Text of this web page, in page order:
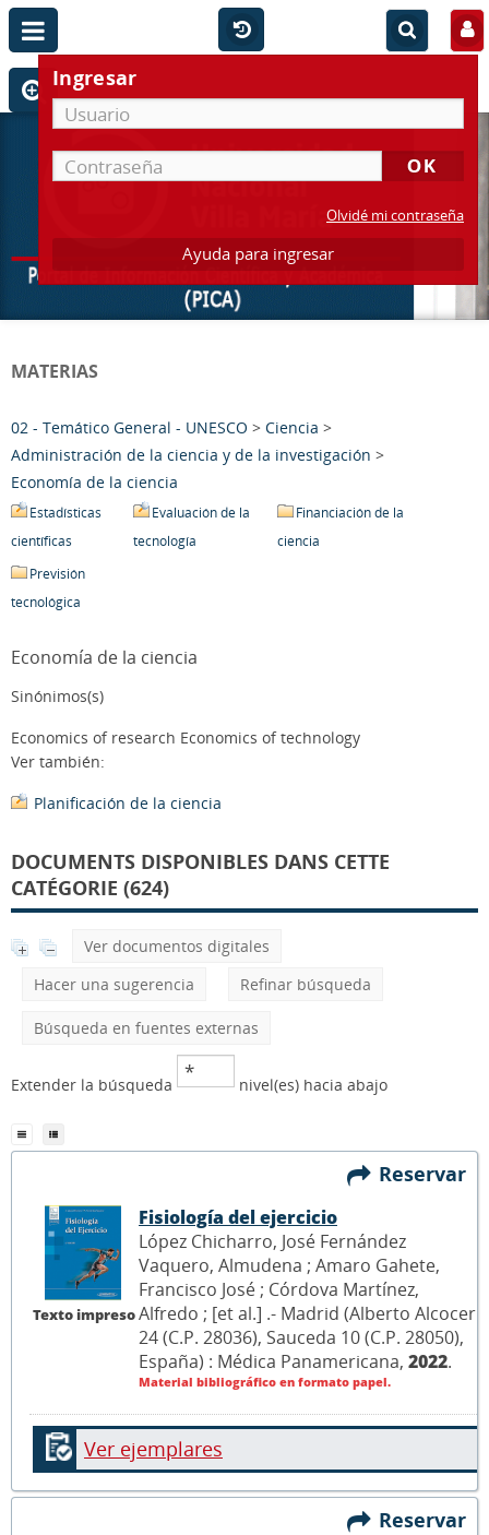
Ingresar
Olvidé mi contraseña
Ayuda para ingresar
MATERIAS
02 - Temático General - UNESCO > Ciencia >
Administración de la ciencia y de la investigación >
Economía de la ciencia
Estadísticas
científicas
Evaluación de la
tecnología
Financiación de la
ciencia
Previsión
tecnológica
Economía de la ciencia
Sinónimos(s)
Economics of research Economics of technology
Ver también:
Planificación de la ciencia
DOCUMENTS DISPONIBLES DANS CETTE
CATÉGORIE (624)
Ver documentos digitales
Hacer una sugerencia
Refinar búsqueda
Búsqueda en fuentes externas
Extender la búsqueda nivel(es) hacia abajo
Reservar
Texto impreso
Fisiología del ejercicio
López Chicharro, José Fernández
Vaquero, Almudena ; Amaro Gahete,
Francisco José ; Córdova Martínez,
Alfredo ; [et al.] .- Madrid (Alberto Alcocer
24 (C.P. 28036), Sauceda 10 (C.P. 28050),
España) : Médica Panamericana, 2022.
Material bibliográfico en formato papel.
Ver ejemplares
Reservar